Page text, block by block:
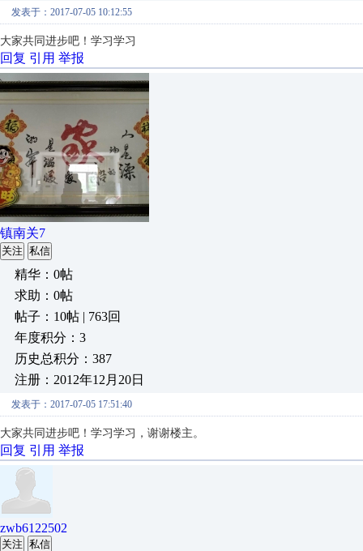
发表于：2017-07-05 10:12:55
大家共同进步吧！学习学习
回复 引用 举报
镇南关7
关注 私信
精华：0帖
求助：0帖
帖子：10帖 | 763回
年度积分：3
历史总积分：387
注册：2012年12月20日
发表于：2017-07-05 17:51:40
大家共同进步吧！学习学习，谢谢楼主。
回复 引用 举报
zwb6122502
关注 私信